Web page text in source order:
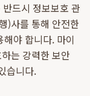
반드시 정보보호 관
)사를 통해 안전한
야 합니다. 마이
는 강력한 보안
습니다.